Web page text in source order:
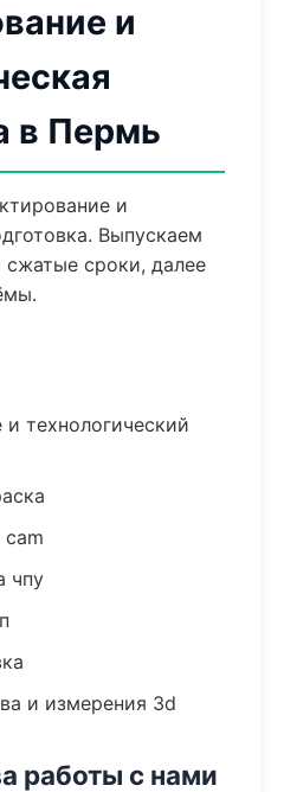
и
в Пермь
и
Выпускаем
сжатые сроки, далее
технологический
cam
чпу
и измерения 3d
работы с нами